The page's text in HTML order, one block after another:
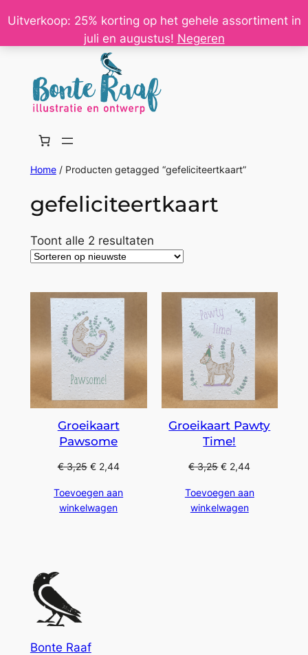
Uitverkoop: 25% korting op het gehele assortiment in
juli en augustus! Negeren
Ga
de
Home/ Producten getagged “gefeliciteertkaart”
gefeliciteertkaart
Toont alle 2 resultatenGesorteerd
Groeikaart
Pawsome
€3,25 €2,44
Toevoegen aan
winkelwagen
Groeikaart Pawty
Time!
€3,25 € 2,44
Toevoegen aan
winkelwagen
Bonte Raaf